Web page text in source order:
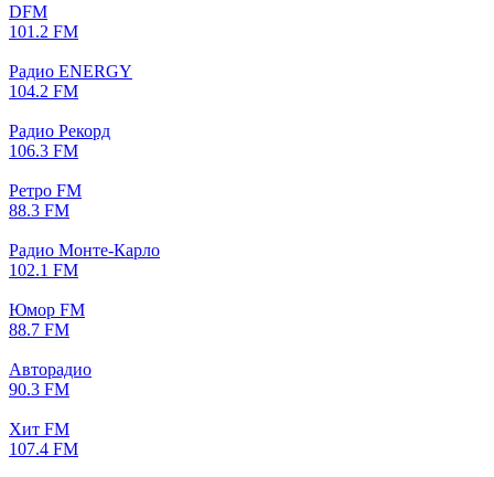
DFM
101.2 FM
Радио ENERGY
104.2 FM
Радио Рекорд
106.3 FM
Ретро FM
88.3 FM
Радио Монте-Карло
102.1 FM
Юмор FM
88.7 FM
Авторадио
90.3 FM
Хит FM
107.4 FM